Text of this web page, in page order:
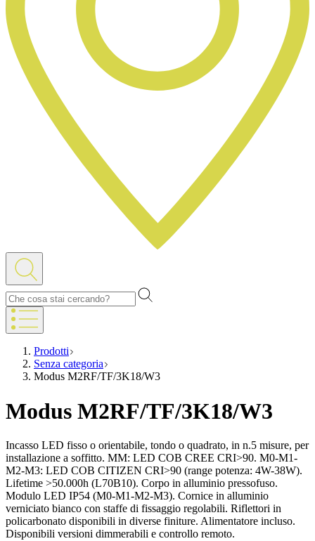
Prodotti
Senza categoria
Modus M2RF/TF/3K18/W3
Modus M2RF/TF/3K18/W3
Incasso LED fisso o orientabile, tondo o quadrato, in n.5 misure, per
installazione a soffitto. MM: LED COB CREE CRI>90. M0-M1-
M2-M3: LED COB CITIZEN CRI>90 (range potenza: 4W-38W).
Lifetime >50.000h (L70B10). Corpo in alluminio pressofuso.
Modulo LED IP54 (M0-M1-M2-M3). Cornice in alluminio
verniciato bianco con staffe di fissaggio regolabili. Riflettori in
policarbonato disponibili in diverse finiture. Alimentatore incluso.
Disponibili versioni dimmerabili e controllo remoto.